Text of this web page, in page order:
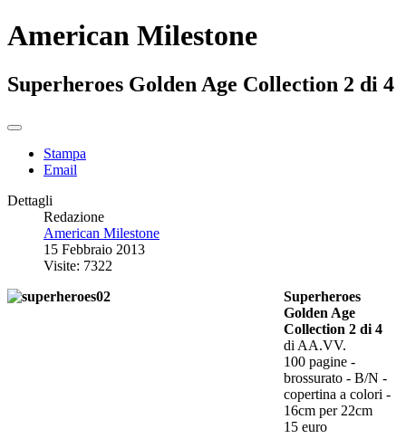
American Milestone
Superheroes Golden Age Collection 2 di 4
Stampa
Email
Dettagli
Redazione
American Milestone
15 Febbraio 2013
Visite: 7322
Superheroes
Golden Age
Collection 2 di 4
di AA.VV.
100 pagine -
brossurato - B/N -
copertina a colori -
16cm per 22cm
15 euro